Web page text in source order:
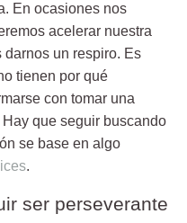
En ocasiones nos
acelerar nuestra
un respiro. Es
tienen por qué
con tomar una
que seguir buscando
se base en algo
.
ser perseverante